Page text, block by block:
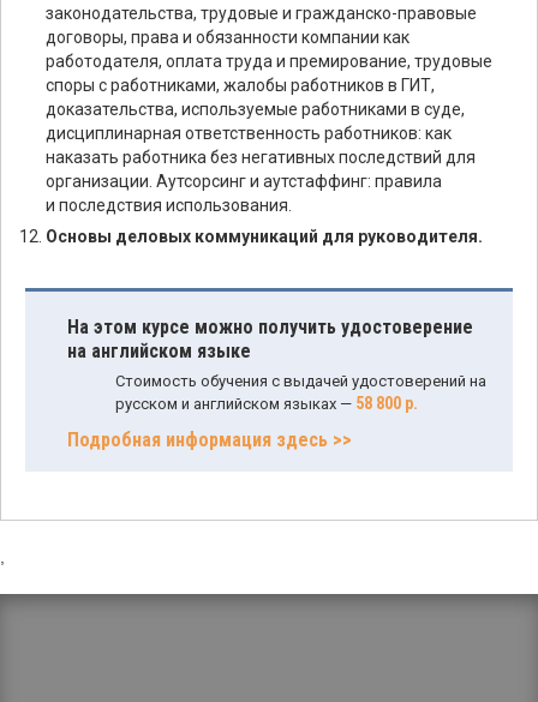
законодательства, трудовые и гражданско-правовые
договоры, права и обязанности компании как
работодателя, оплата труда и премирование, трудовые
споры с работниками, жалобы работников в ГИТ,
доказательства, используемые работниками в суде,
дисциплинарная ответственность работников: как
наказать работника без негативных последствий для
организации. Аутсорсинг и аутстаффинг: правила
и последствия использования.
Основы деловых коммуникаций для руководителя.
На этом курсе можно получить удостоверение
на английском языке
Стоимость обучения с выдачей удостоверений на
русском и английском языках — 58 800 р.
Подробная информация здесь >>